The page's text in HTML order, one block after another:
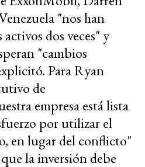
"nos han
dos veces" y
"cambios
Para Ryan
de
empresa está lista
por utilizar el
en lugar del conflicto"
la inversión debe